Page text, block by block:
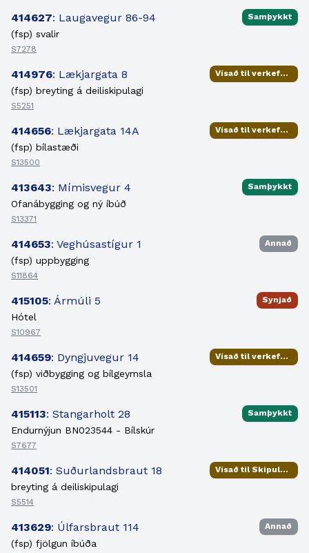
414627: Laugavegur 86-94
(fsp) svalir
S7278
Samþykkt
414976: Lækjargata 8
(fsp) breyting á deiliskipulagi
S5251
Vísað til verkefnisstjóra
414656: Lækjargata 14A
(fsp) bílastæði
S13500
Vísað til verkefnisstjóra
413643: Mímisvegur 4
Ofanábygging og ný íbúð
S13371
Samþykkt
414653: Veghúsastígur 1
(fsp) uppbygging
S11864
Annað
415105: Ármúli 5
Hótel
S10967
Synjað
414659: Dyngjuvegur 14
(fsp) viðbygging og bílgeymsla
S13501
Vísað til verkefnisstjóra
415113: Stangarholt 28
Endurnýjun BN023544 - Bílskúr
S7677
Samþykkt
414051: Suðurlandsbraut 18
breyting á deiliskipulagi
S5514
Vísað til Skipulags- og samgönguráðs
413629: Úlfarsbraut 114
(fsp) fjölgun íbúða
Annað